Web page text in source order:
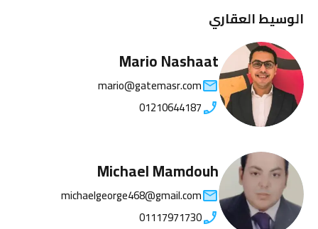
الوسيط العقاري
Mario Nashaat
mario@gatemasr.com
01210644187
Michael Mamdouh
michaelgeorge468@gmail.com
01117971730